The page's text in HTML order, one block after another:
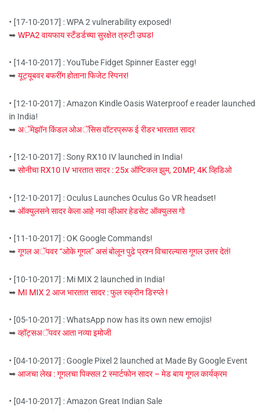
• [17-10-2017] : WPA 2 vulnerability exposed!
➥ WPA2 वायफाय स्टँडर्डच्या सुरक्षेत त्रुटी उघड!
• [14-10-2017] : YouTube Fidget Spinner Easter egg!
➥ यूट्यूबवर बफरींग होताना फिजेट स्पिनर!
• [12-10-2017] : Amazon Kindle Oasis Waterproof e reader launched
in India!
➥ अॅमेझॉन किंडल ओअॅसिस वॉटरप्रूफ ई रीडर भारतात सादर
• [12-10-2017] : Sony RX10 IV launched in India!
➥ सोनीचा RX10 IV भारतात सादर : 25x ऑप्टिकल झुम, 20MP, 4K व्हिडिओ
• [12-10-2017] : Oculus Launches Oculus Go VR headset!
➥ ऑक्युलसने सादर केला आहे नवा व्हीआर हेडसेट ऑक्युलस गो
• [11-10-2017] : OK Google Commands!
➥ गूगल अॅपवर “ओके गूगल” असं बोलून पुढे प्रश्न विचारल्यास गूगल उत्तर देतं!
• [10-10-2017] : Mi MIX 2 launched in India!
➥ MI MIX 2 आज भारतात सादर : फुल स्क्रीन डिस्प्ले !
• [05-10-2017] : WhatsApp now has its own new emojis!
➥ व्हॉट्सअॅपवर आता नव्या इमोजी
• [04-10-2017] : Google Pixel 2 launched at Made By Google Event
➥ आजचा लेख : गूगलचा पिक्सल 2 स्मार्टफोन सादर – मेड बाय गूगल कार्यक्रम
• [04-10-2017] : Amazon Great Indian Sale